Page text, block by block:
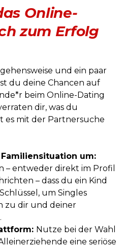
Online-
zum Erfolg
und ein paar
du deine Chancen auf
beim Online-Dating
dir, was du
es mit der Partnersuche
um:
– entweder direkt im Profil
– dass du ein Kind
um Singles
zu dir und deiner
Nutze bei der Wahl
eine seriöse